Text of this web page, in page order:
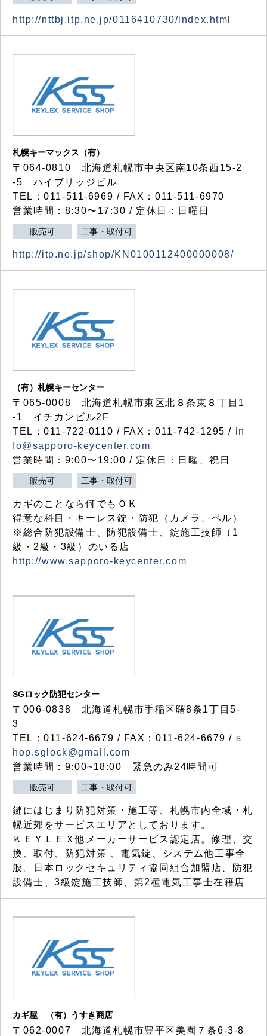
http://nttbj.itp.ne.jp/0116410730/index.html
札幌キーマックス（有）
〒064-0810 北海道札幌市中央区南10条西15-2
-5 ハイブリッジビル
TEL：011-511-6969 / FAX：011-511-6970
営業時間：8:30〜17:30 / 定休日：日曜日
販売可 工事・取付可
http://itp.ne.jp/shop/KN0100112400000008/
（有）札幌キーセンター
〒065-0008 北海道札幌市東区北８条東８丁目1
-1 イチカンビル2F
TEL：011-722-0110 / FAX：011-742-1295 / in
fo@sapporo-keycenter.com
営業時間：9:00〜19:00 / 定休日：日曜、祝日
販売可 工事・取付可
カギのことなら何でもＯＫ
得意な科目・キーレス錠・防犯（カメラ、ベル）
※総合防犯設備士、防犯設備士、錠施工技師（1
級・2級・3級）のいる店
http://www.sapporo-keycenter.com
SGロック防犯センター
〒006-0838 北海道札幌市手稲区曙8条1丁目5-
3
TEL：011-624-6679 / FAX：011-624-6679 / s
hop.sglock@gmail.com
営業時間：9:00~18:00 緊急のみ24時間可
販売可 工事・取付可
鍵にはじまり防犯対策・施工等、札幌市内全域・札
幌近郊をサービスエリアとしております。
ＫＥＹＬＥＸ他メーカーサービス認定店。修理、交
換、取付、防犯対策 、電気錠、システム他工事全
般。日本ロックセキュリティ協同組合加盟店、防犯
設備士、3級錠施工技師、第2種電気工事士在籍店
カギ屋 （有）うすき商店
〒062-0007 北海道札幌市豊平区美園７条6-3-8